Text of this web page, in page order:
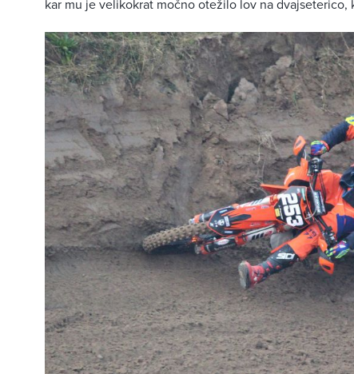
kar mu je velikokrat močno otežilo lov na